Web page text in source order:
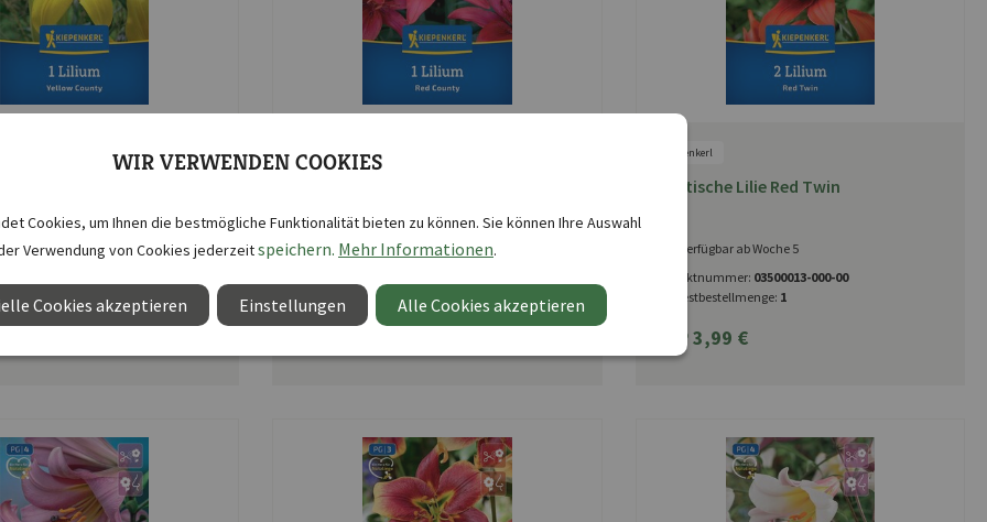
ab Woche 5
Kiepenkerl
Verfügbar ab Woche 5
Mindestbestellmenge:
Kiepenkerl
Asiatische Lilie Red Twin
Verfügbar ab Woche 5
Produktnummer: 03500013-000-00
Mindestbestellmenge: 1
UVP 3,99 €
WIR VERWENDEN COOKIES
Cookies, um Ihnen die bestmögliche Funktionalität bieten zu können. Sie können Ihre Auswahl
Verwendung von Cookies jederzeitspeichern. Mehr Informationen.
Cookies akzeptieren Einstellungen Alle Cookies akzeptieren